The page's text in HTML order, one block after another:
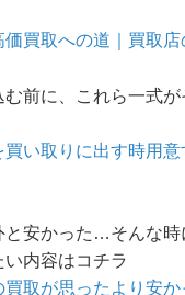
価買取への道｜買取
む前に、これら一式
買い取りに出す時用
と安かった…そんな
内容はコチラ
買取が思ったより安